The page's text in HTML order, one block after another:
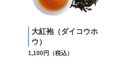
大紅袍（ダイコウホ
ウ）
1,100円（税込）